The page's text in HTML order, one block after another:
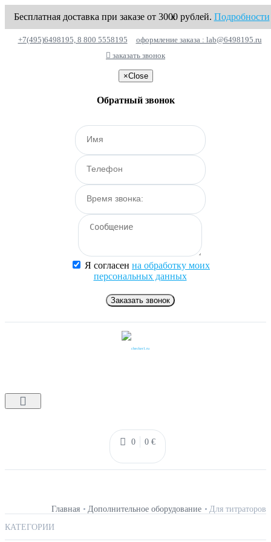
Бесплатная доставка при заказе от 3000 рублей. Подробности
x
+7(495)6498195, 8 800 5558195
оформление заказа : lab@6498195.ru
заказать звонок
×Close
Обратный звонок
Я согласен на обработку моих
персональных данных
Заказать звонок
CHECKER
0 0 €
Главная Дополнительное оборудование
Для титраторов
КАТЕГОРИИ